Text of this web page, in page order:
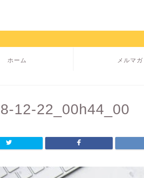
ホーム メルマガ
12-22_00h44_00